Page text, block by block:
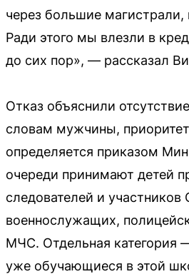
через большие магистрали,
Ради этого мы влезли в
до сих пор», — рассказал
Отказ объяснили
словам мужчины,
определяется приказом
очереди принимают детей
следователей и
военнослужащих,
МЧС. Отдельная категория
уже обучающиеся в этой